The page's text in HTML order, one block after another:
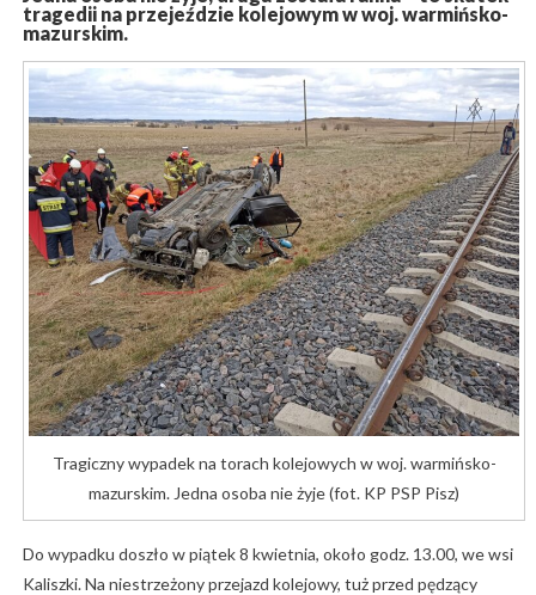
tragedii na przejeździe kolejowym w woj. warmińsko-
mazurskim.
Tragiczny wypadek na torach kolejowych w woj. warmińsko-
mazurskim. Jedna osoba nie żyje (fot. KP PSP Pisz)
Do wypadku doszło w piątek 8 kwietnia, około godz. 13.00, we wsi
Kaliszki. Na niestrzeżony przejazd kolejowy, tuż przed pędzący